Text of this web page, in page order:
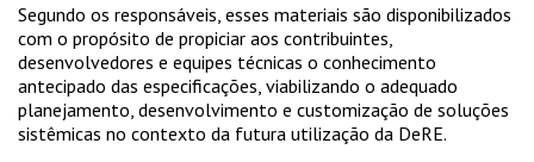
Segundo os responsáveis, esses materiais são disponibilizados
com o propósito de propiciar aos contribuintes,
desenvolvedores e equipes técnicas o conhecimento
antecipado das especificações, viabilizando o adequado
planejamento, desenvolvimento e customização de soluções
sistêmicas no contexto da futura utilização da DeRE.